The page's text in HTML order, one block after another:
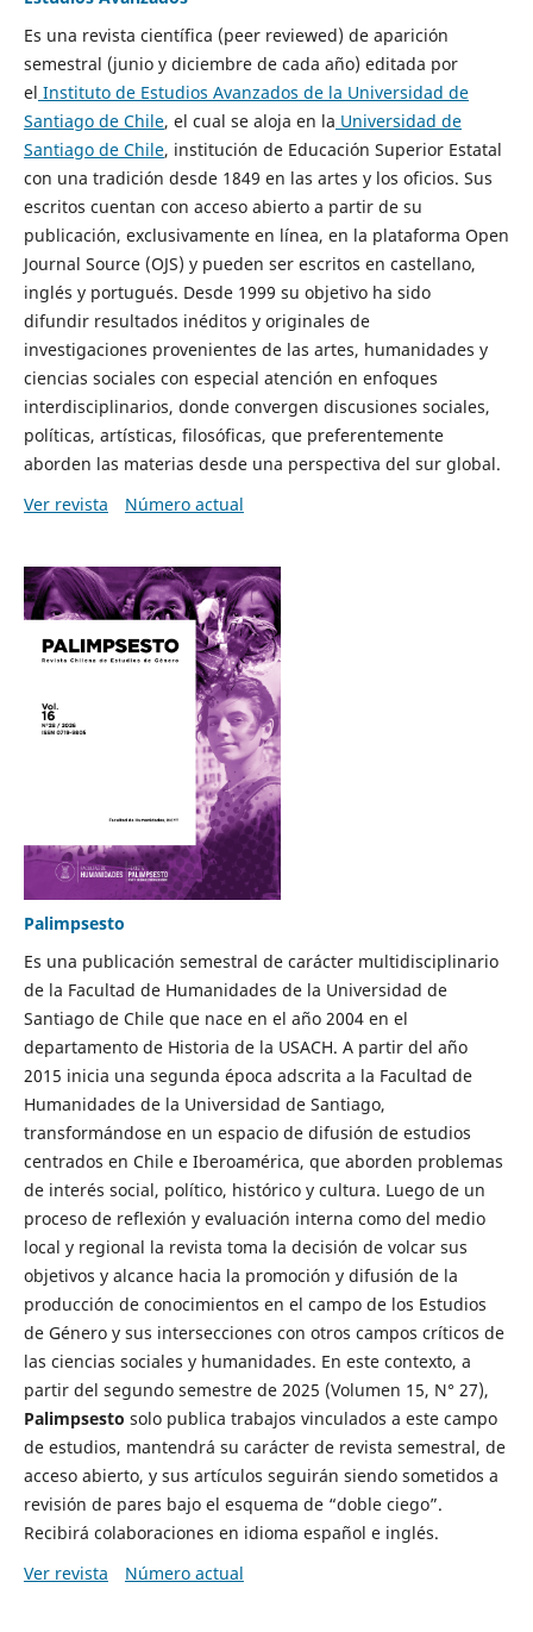
Es una revista científica (peer reviewed) de aparición
semestral (junio y diciembre de cada año) editada por
el Instituto de Estudios Avanzados de la Universidad de
Santiago de Chile, el cual se aloja en la Universidad de
Santiago de Chile, institución de Educación Superior Estatal
con una tradición desde 1849 en las artes y los oficios. Sus
escritos cuentan con acceso abierto a partir de su
publicación, exclusivamente en línea, en la plataforma Open
Journal Source (OJS) y pueden ser escritos en castellano,
inglés y portugués. Desde 1999 su objetivo ha sido
difundir resultados inéditos y originales de
investigaciones provenientes de las artes, humanidades y
ciencias sociales con especial atención en enfoques
interdisciplinarios, donde convergen discusiones sociales,
políticas, artísticas, filosóficas, que preferentemente
aborden las materias desde una perspectiva del sur global.
Ver revista
Número actual
Palimpsesto
Es una publicación semestral de carácter multidisciplinario
de la Facultad de Humanidades de la Universidad de
Santiago de Chile que nace en el año 2004 en el
departamento de Historia de la USACH. A partir del año
2015 inicia una segunda época adscrita a la Facultad de
Humanidades de la Universidad de Santiago,
transformándose en un espacio de difusión de estudios
centrados en Chile e Iberoamérica, que aborden problemas
de interés social, político, histórico y cultura. Luego de un
proceso de reflexión y evaluación interna como del medio
local y regional la revista toma la decisión de volcar sus
objetivos y alcance hacia la promoción y difusión de la
producción de conocimientos en el campo de los Estudios
de Género y sus intersecciones con otros campos críticos de
las ciencias sociales y humanidades. En este contexto, a
partir del segundo semestre de 2025 (Volumen 15, N° 27),
Palimpsesto solo publica trabajos vinculados a este campo
de estudios, mantendrá su carácter de revista semestral, de
acceso abierto, y sus artículos seguirán siendo sometidos a
revisión de pares bajo el esquema de “doble ciego”.
Recibirá colaboraciones en idioma español e inglés.
Ver revista
Número actual